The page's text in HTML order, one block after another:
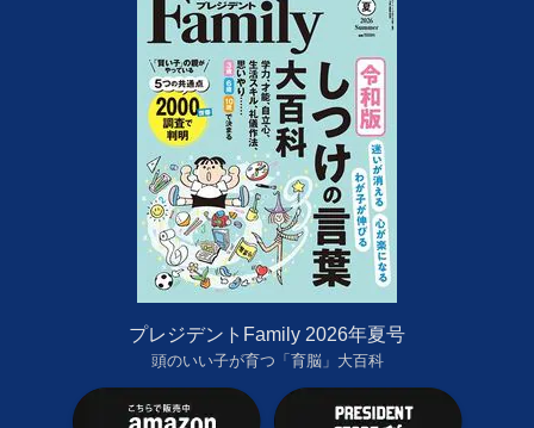
プレジデントFamily 2026年夏号
頭のいい子が育つ「育脳」大百科